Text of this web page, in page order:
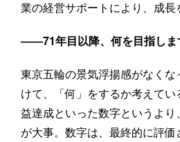
業の経営サポートにより、成長
――71年目以降、何を目指しま
東京五輪の景気浮揚感がなく
けて、「何」をするか考えて
益達成といった数字というよ
が大事。数字は、最終的に評価